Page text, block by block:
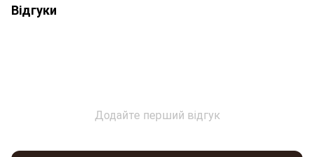
Відгуки
Додайте перший відгук